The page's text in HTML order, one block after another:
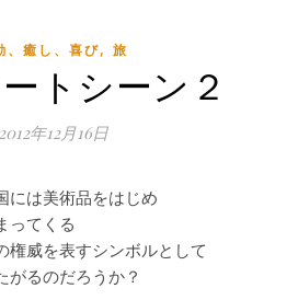
、癒し、喜び, 旅
トシーン２
2012年12月16日
には美術品をはじめ
ってくる
権威を表すシンボルとして
がるのだろうか？